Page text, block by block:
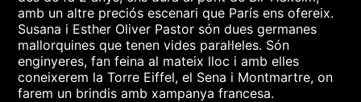
amb un altre preciós escenari que París ens ofereix.
Susana i Esther Oliver Pastor són dues germanes
mallorquines que tenen vides paral·leles. Són
enginyeres, fan feina al mateix lloc i amb elles
coneixerem la Torre Eiffel, el Sena i Montmartre, on
farem un brindis amb xampanya francesa.